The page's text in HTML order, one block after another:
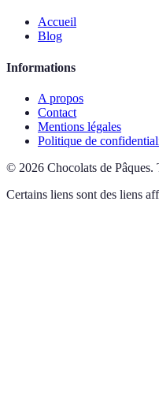
Accueil
Blog
Informations
A propos
Contact
Mentions légales
Politique de
© 2026 Chocolats de Pâques.
Certains liens sont des liens